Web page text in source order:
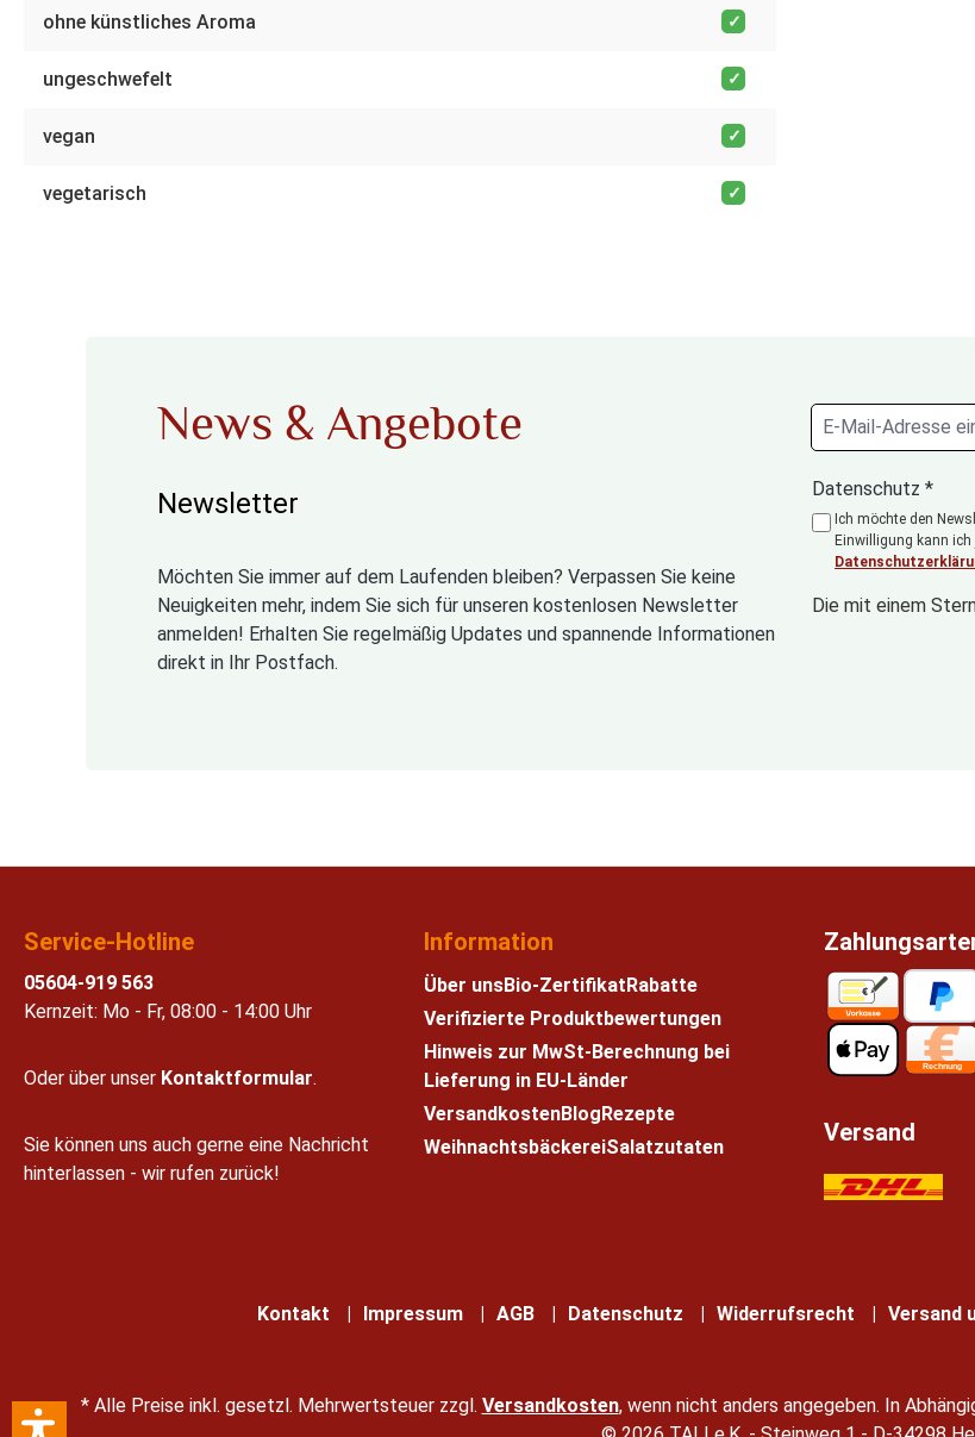
ohne künstliches Aroma
ungeschwefelt
vegan
vegetarisch
News & Angebote
Newsletter
Möchten Sie immer auf dem Laufenden bleiben? Verpassen Sie keine
Neuigkeiten mehr, indem Sie sich für unseren kostenlosen Newsletter
anmelden! Erhalten Sie regelmäßig Updates und spannende Informationen
direkt in Ihr Postfach.
Datenschutz *
Ich möchte den
Einwilligung kann ich
Die mit einem
Service-Hotline
05604-919 563
Kernzeit: Mo - Fr, 08:00 - 14:00 Uhr
Oder über unser Kontaktformular.
Sie können uns auch gerne eine Nachricht
hinterlassen - wir rufen zurück!
Information
Über unsBio-Zertifikat Rabatte
Verifizierte Produktbewertungen
Hinweis zur MwSt-Berechnung bei
Lieferung in EU-Länder
VersandkostenBlog Rezepte
WeihnachtsbäckereiSalatzutaten
Versand
Kontakt Impressum AGB Datenschutz Widerrufsrecht Versand
* Alle Preise inkl. gesetzl. Mehrwertsteuer zzgl. Versandkosten, wenn nicht anders angegeben. In